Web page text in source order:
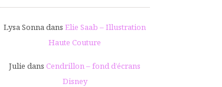
Lysa Sonna dans Elie Saab – Illustration
Haute Couture
Julie dans Cendrillon – fond d’écrans
Disney